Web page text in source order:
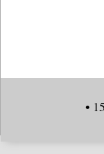
•